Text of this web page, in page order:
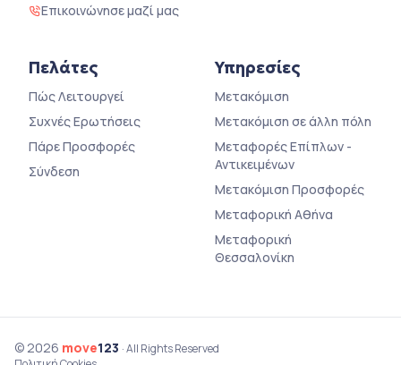
Επικοινώνησε μαζί μας
Πελάτες
Πώς Λειτουργεί
Συχνές Ερωτήσεις
Πάρε Προσφορές
Σύνδεση
Υπηρεσίες
Μετακόμιση
Μετακόμιση σε άλλη πόλη
Μεταφορές Επίπλων -
Αντικειμένων
Μετακόμιση Προσφορές
Μεταφορική Αθήνα
Μεταφορική
Θεσσαλονίκη
© 2026 move123 · All Rights Reserved